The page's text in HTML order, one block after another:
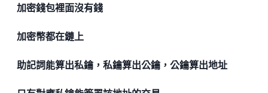
加密錢包裡面沒有錢
加密幣都在鏈上
助記詞能算出私鑰，私鑰算出公鑰，公鑰算出地址